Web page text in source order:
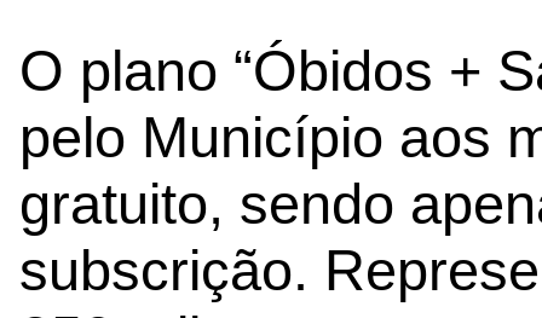
O plano “Óbidos +
pelo Município aos
gratuito, sendo
subscrição.